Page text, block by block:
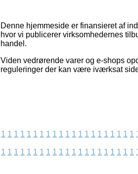
Denne hjemmeside er finansieret af
hvor vi publicerer virksomhedernes
handel.
Viden vedrørende varer og e-shops
reguleringer der kan være iværksat
1 1 1 1 1 1 1 1 1 1 1 1 1 1 1 1 1 1 1 1 1
1 1 1 1 1 1 1 1 1 1 1 1 1 1 1 1 1 1 1 1 1